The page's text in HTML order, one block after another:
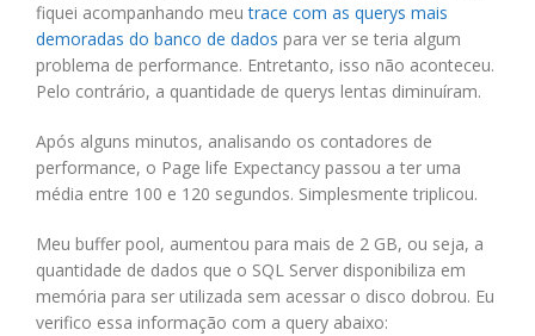
fiquei acompanhando meutrace com as querys mais
demoradas do banco de dados para ver se teria algum
problema de performance. Entretanto, isso não aconteceu.
Pelo contrário, a quantidade de querys lentas diminuíram.
Após alguns minutos, analisando os contadores de
performance, o Page life Expectancy passou a ter uma
média entre 100 e 120 segundos. Simplesmente triplicou.
Meu buffer pool, aumentou para mais de 2 GB, ou seja, a
quantidade de dados que o SQL Server disponibiliza em
memória para ser utilizada sem acessar o disco dobrou. Eu
verifico essa informação com a query abaixo: